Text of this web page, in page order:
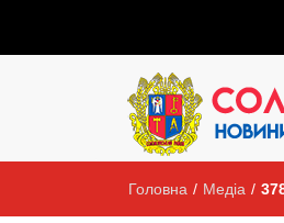
Головна / Медіа /